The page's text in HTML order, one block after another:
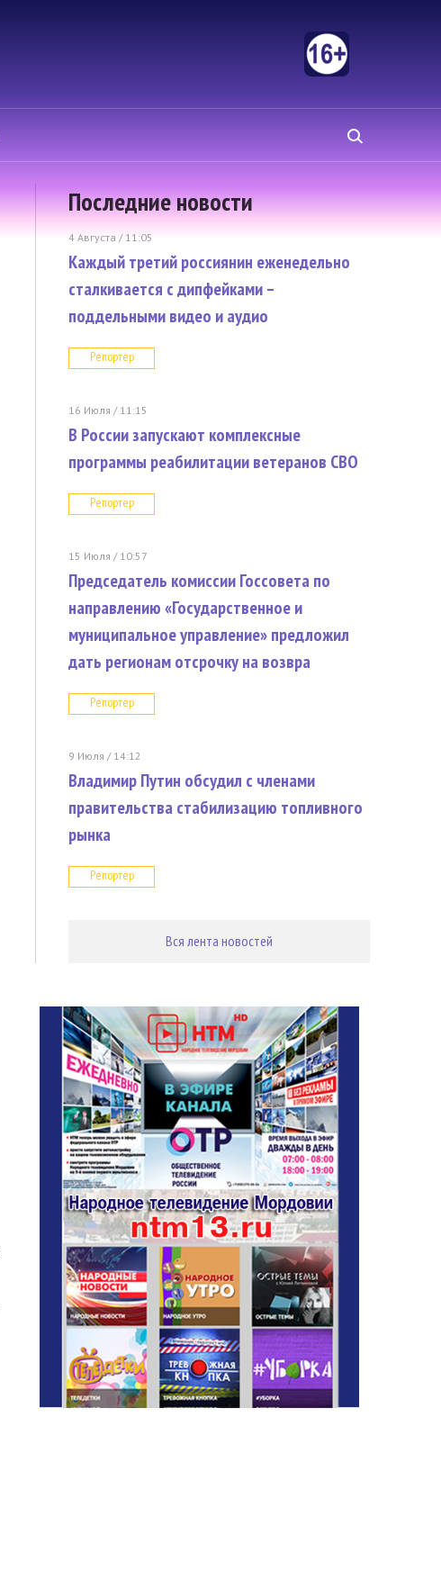
Последние новости
4 Августа / 11:05
Каждый третий россиянин еженедельно
сталкивается с дипфейками –
поддельными видео и аудио
Репортер
16 Июля / 11:15
В России запускают комплексные
программы реабилитации ветеранов СВО
Репортер
15 Июля / 10:57
Председатель комиссии Госсовета по
направлению «Государственное и
муниципальное управление» предложил
дать регионам отсрочку на возвра
Репортер
9 Июля / 14:12
Владимир Путин обсудил с членами
правительства стабилизацию топливного
рынка
Репортер
Вся лента новостей